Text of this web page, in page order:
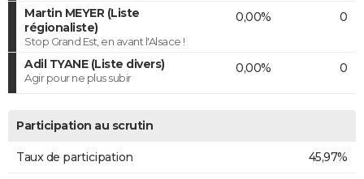
Martin MEYER (Liste
régionaliste)
Stop Grand Est, en avant l'Alsace !
0,00% 0
Adil TYANE (Liste divers)
Agir pour ne plus subir
0,00% 0
Participation au scrutin
Taux de participation 45,97%